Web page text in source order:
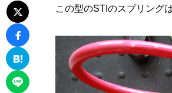
この型のSTIのスプリング